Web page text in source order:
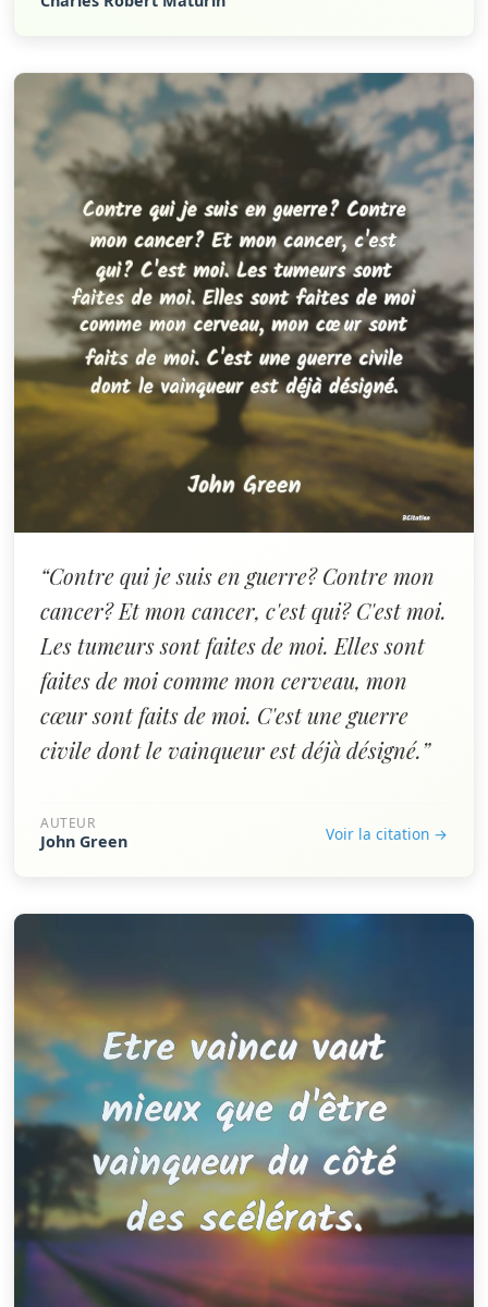
“Contre qui je suis en guerre? Contre mon
cancer? Et mon cancer, c'est qui? C'est moi.
Les tumeurs sont faites de moi. Elles sont
faites de moi comme mon cerveau, mon
cœur sont faits de moi. C'est une guerre
civile dont le vainqueur est déjà désigné.”
AUTEUR
John Green Voir la citation →